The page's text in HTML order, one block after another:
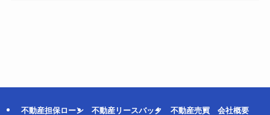
不動産担保ローン 不動産リースバック 不動産売買 会社概要